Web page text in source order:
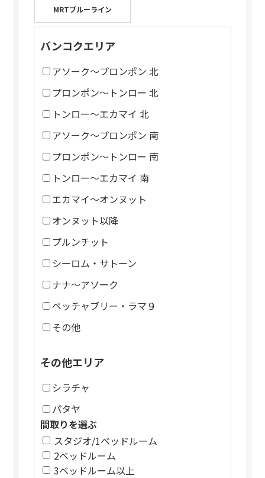
MRTブルーライン
バンコクエリア
アソーク～プロンポン 北
プロンポン～トンロー 北
トンロー～エカマイ 北
アソーク～プロンポン 南
プロンポン～トンロー 南
トンロー～エカマイ 南
エカマイ～オンヌット
オンヌット以降
プルンチット
シーロム・サトーン
ナナ～アソーク
ペッチャブリー・ラマ９
その他
その他エリア
シラチャ
パタヤ
間取りを選ぶ
スタジオ/1ベッドルーム
2ベッドルーム
3ベッドルーム以上